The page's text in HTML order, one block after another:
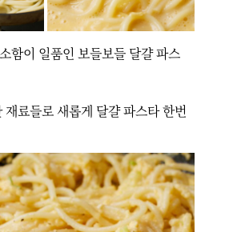
함이 일품인 보들보들 달걀 파스
료들로 새롭게 달걀 파스타 한번